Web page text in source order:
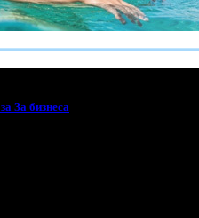
За бизнеса